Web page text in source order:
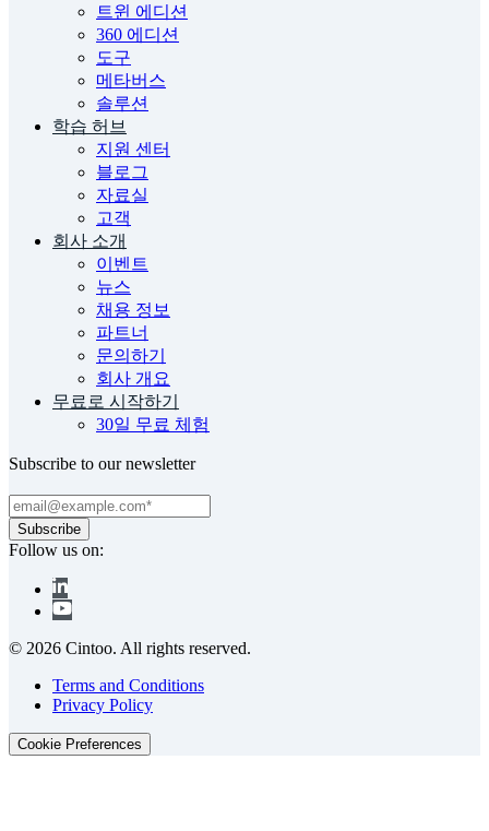
트윈 에디션
360 에디션
도구
메타버스
솔루션
학습 허브
지원 센터
블로그
자료실
고객
회사 소개
이벤트
뉴스
채용 정보
파트너
문의하기
회사 개요
무료로 시작하기
30일 무료 체험
Subscribe to our newsletter
Follow us on:
© 2026 Cintoo. All rights reserved.
Terms and Conditions
Privacy Policy
Cookie Preferences